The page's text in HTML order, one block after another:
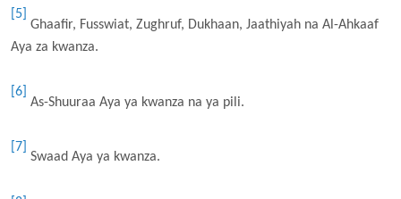
[5]
Ghaafir, Fusswiat, Zughruf, Dukhaan, Jaathiyah na Al-Ahkaaf
Aya za kwanza.
[6]
As-Shuuraa Aya ya kwanza na ya pili.
[7]
Swaad Aya ya kwanza.